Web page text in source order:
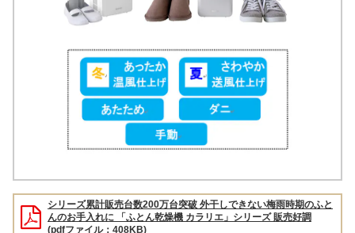
シリーズ累計販売台数200万台突破 外干しできない梅雨時期のふと
んのお手入れに 「ふとん乾燥機 カラリエ」シリーズ 販売好調
(pdfファイル：408KB)